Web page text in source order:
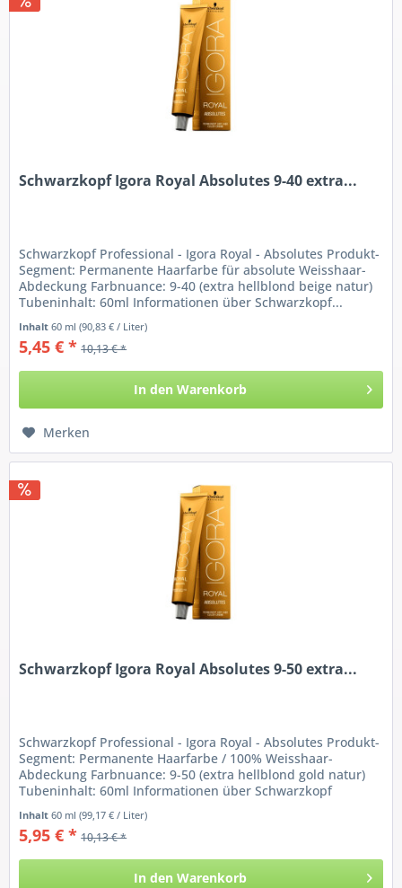
Schwarzkopf Igora Royal Absolutes 9-40 extra...
Schwarzkopf Professional - Igora Royal - Absolutes Produkt-
Segment: Permanente Haarfarbe für absolute Weisshaar-
Abdeckung Farbnuance: 9-40 (extra hellblond beige natur)
Tubeninhalt: 60ml Informationen über Schwarzkopf...
Inhalt60 ml(90,83 € / Liter)
5,45 € * 10,13 € *
In den Warenkorb
Merken
Schwarzkopf Igora Royal Absolutes 9-50 extra...
Schwarzkopf Professional - Igora Royal - Absolutes Produkt-
Segment: Permanente Haarfarbe / 100% Weisshaar-
Abdeckung Farbnuance: 9-50 (extra hellblond gold natur)
Tubeninhalt: 60ml Informationen über Schwarzkopf
Inhalt60 ml(99,17 € / Liter)
5,95 € * 10,13 € *
In den Warenkorb